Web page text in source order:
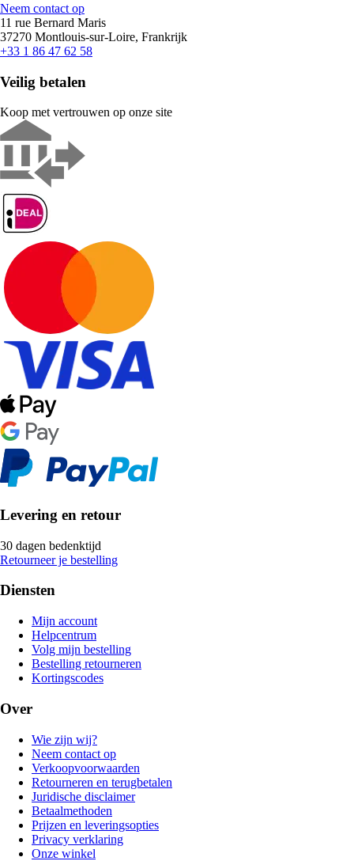
Neem contact op
11 rue Bernard Maris
37270 Montlouis-sur-Loire, Frankrijk
+33 1 86 47 62 58
Veilig betalen
Koop met vertrouwen op onze site
Levering en retour
30 dagen bedenktijd
Retourneer je bestelling
Diensten
Mijn account
Helpcentrum
Volg mijn bestelling
Bestelling retourneren
Kortingscodes
Over
Wie zijn wij?
Neem contact op
Verkoopvoorwaarden
Retourneren en terugbetalen
Juridische disclaimer
Betaalmethoden
Prijzen en leveringsopties
Privacy verklaring
Onze winkel